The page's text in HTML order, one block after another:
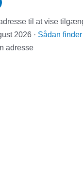
til at vise
2026 · Sådan
adresse